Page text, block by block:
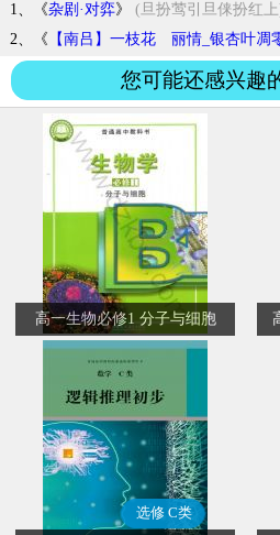
1、《杂剧·对弈》 (旦扮莺引旦俫扮红
有些心中放...
2、《 【南吕】一枝花 丽情_银杏叶凋
花冷淡鸡冠紫，红豆冠啄残鹦鹉粒，碧
您可能还感兴趣
高一生物必修1 分子与细胞
选修 C类